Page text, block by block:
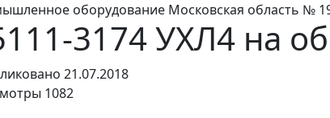
оборудование Московская область №
3174 УХЛ4 на
21.07.2018
1082